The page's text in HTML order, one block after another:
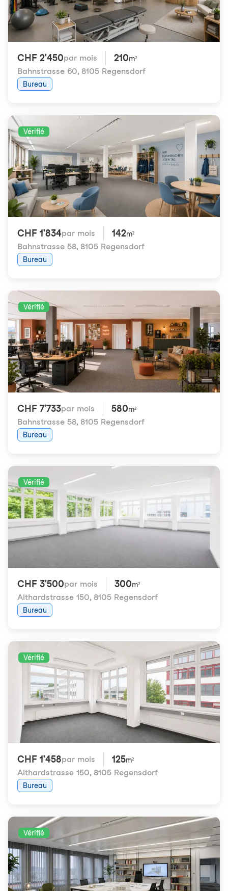
CHF 2'450par mois 210m²
Bahnstrasse 60, 8105 Regensdorf
Bureau
Vérifié
CHF 1'834par mois 142m²
Bahnstrasse 58, 8105 Regensdorf
Bureau
Vérifié
CHF 7'733par mois 580m²
Bahnstrasse 58, 8105 Regensdorf
Bureau
Vérifié
CHF 3'500par mois 300m²
Althardstrasse 150, 8105 Regensdorf
Bureau
Vérifié
CHF 1'458par mois 125m²
Althardstrasse 150, 8105 Regensdorf
Bureau
Vérifié